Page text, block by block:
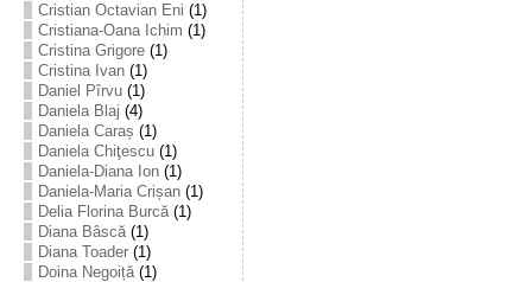
Cristian Octavian Eni (1)
Cristiana-Oana Ichim (1)
Cristina Grigore(1)
Cristina Ivan(1)
Daniel Pîrvu(1)
Daniela Blaj (4)
Daniela Caraș (1)
Daniela Chiţescu(1)
Daniela-Diana Ion(1)
Daniela-Maria Crișan(1)
Delia Florina Burcă(1)
Diana Bâscă(1)
Diana Toader(1)
Doina Negoiță(1)